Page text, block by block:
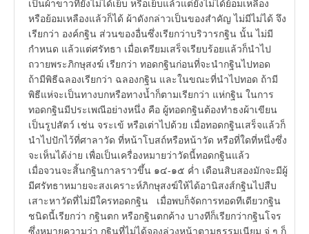
เป็นผ้าขาวที่ยังไม่ได้เย็บ หรือเย็บแล้วแต่ยังไม่ได้ย้อมเหลือง
หรือย้อมเหลืองแล้วก็ได้ ผ้าดังกล่าวเป็นของสำคัญ ไม่มีไม่ได้ จึง
เรียกว่า องค์กฐิน ส่วนของอื่นซึ่งเรียกว่าบริวารกฐิน นั้น ไม่มี
กำหนด แล้วแต่ศรัทธา เมื่อเตรียมเสร็จเรียบร้อยแล้วก็นำไป
ถวายพระภิกษุสงฆ์ เรียกว่า ทอดกฐินก่อนที่จะนำกฐินไปทอด
ถ้ามีพิธีฉลองเรียกว่า ฉลองกฐิน และในขณะที่นำไปทอด ถ้ามี
พิธีแห่จะเป็นทางบกหรือทางน้ำก็ตามเรียกว่า แห่กฐิน ในการ
ทอดกฐินมีประเพณีอย่างหนึ่ง คือ ผู้ทอดกฐินต้องทำธงผ้าเขียน
เป็นรูปสัตว์ เช่น จระเข้ หรือเต่าไปด้วย เมื่อทอดกฐินเสร็จแล้วก็
นำไปปักไว้ที่ศาลาวัด ที่หน้าโบสถ์หรือหน้าวัด หรือที่ใดที่หนึ่งซึ่ง
จะเห็นได้ง่าย เพื่อเป็นเครื่องหมายว่าวัดนี้ทอดกฐินแล้ว
เมื่อจวนจะสิ้นกฐินกาลราวขึ้น ๑๔-๑๕ ค่ำ เดือนสิบสองมักจะมีผู้
มีศรัทธาหมายจะสงเคราะห์ภิกษุสงฆ์ให้ได้อานิสงส์กฐินไปสืบ
เสาะหาวัดที่ไม่มีใครทอดกฐิน เมื่อพบก็จัดการทอดทีเดียวกฐิน
ชนิดนี้เรียกว่า กฐินตก หรือกฐินตกค้าง บางทีก็เรียกว่ากฐินโจร
ซึ่งหมายความว่า กฐินที่ไม่ได้จองล่วงหน้าตามธรรมเนียม จู่ ๆ ก็